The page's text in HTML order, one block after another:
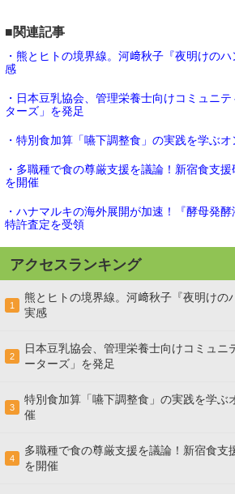
■関連記事
・熊とヒトの境界線。河﨑秋子『夜明けの
感
・日本豆乳協会、管理栄養士向けコミュニ
ターズ」を発足
・特別食加算「嚥下調整食」の実践を学ぶ
・多職種で食の尊厳支援を議論！新宿食支援
を開催
・ハナマルキの海外展開が加速！『酵母発
特許査定を受領
アクセスランキング
1
熊とヒトの境界線。河﨑秋子『夜明けの
実感
2
日本豆乳協会、管理栄養士向けコミュニ
ーターズ」を発足
3
特別食加算「嚥下調整食」の実践を学ぶ
催
4
多職種で食の尊厳支援を議論！新宿食支
を開催